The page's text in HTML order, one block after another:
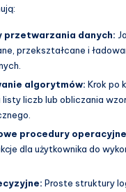
przetwarzania danych:
przekształcane i
algorytmów: Krok po
liczb lub obliczania
procedury
dla użytkownika do
Proste struktury